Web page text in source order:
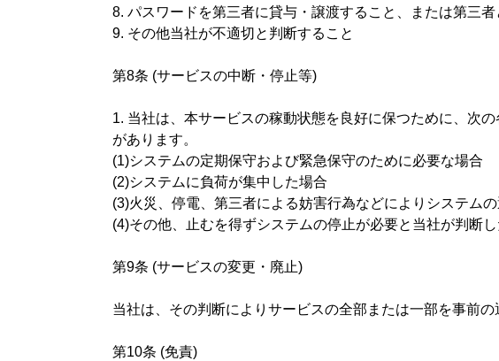
8. パスワードを第三者に貸与・譲渡すること、または第三者
9. その他当社が不適切と判断すること
第8条 (サービスの中断・停止等)
1. 当社は、本サービスの稼動状態を良好に保つために、次
があります。
(1)システムの定期保守および緊急保守のために必要な場合
(2)システムに負荷が集中した場合
(3)火災、停電、第三者による妨害行為などによりシステム
(4)その他、止むを得ずシステムの停止が必要と当社が判断
第9条 (サービスの変更・廃止)
当社は、その判断によりサービスの全部または一部を事前
第10条 (免責)